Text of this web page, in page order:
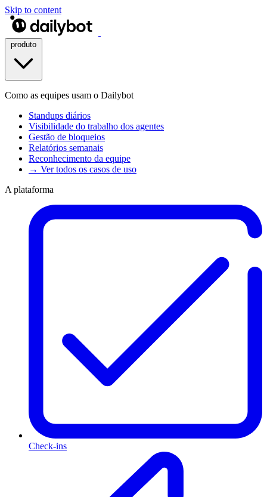
Skip to content
Como as equipes usam o Dailybot
Standups diários
Visibilidade do trabalho dos agentes
Gestão de bloqueios
Relatórios semanais
Reconhecimento da equipe
→ Ver todos os casos de uso
A plataforma
Check-ins